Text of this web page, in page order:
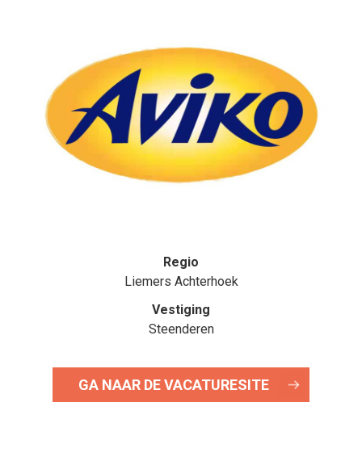
Regio
Liemers Achterhoek
Vestiging
Steenderen
GA NAAR DE VACATURESITE